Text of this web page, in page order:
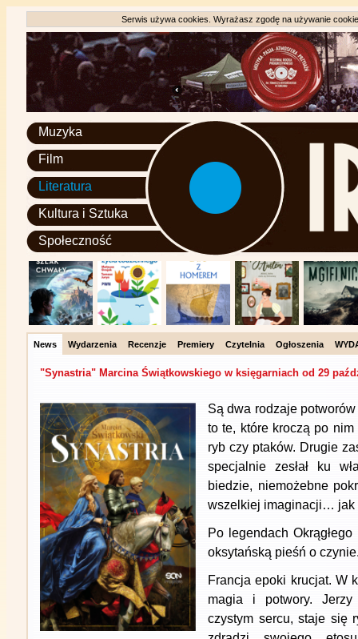
Serwis używa cookies. Wyrażasz zgodę na używanie
Muzyka
Film
Literatura
Kultura i Sztuka
Społeczność
News Wydarzenia Recenzje Premiery Czytelnia Ogłoszenia
"Synastria" Marcina Świątkowskiego w księgarniach od 29
Są dwa rodzaje
to te, które kroczą po
ryb czy ptaków. Drugie
specjalnie zesłał ku
biedzie, niemożebne
wszelkiej imaginacji… jak
Po legendach
oksytańską pieśń o
Francja epoki krucjat. W
magia i potwory.
czystym sercu, staje się